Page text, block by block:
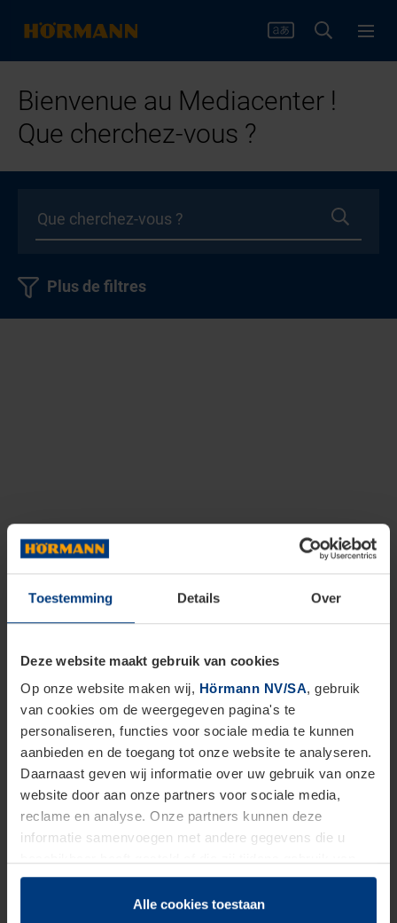
Toestemming Details Over
Deze website maakt gebruik van cookies
Op onze website maken wij, Hörmann NV/SA, gebruik
van cookies om de weergegeven pagina's te
personaliseren, functies voor sociale media te kunnen
aanbieden en de toegang tot onze website te analyseren.
Daarnaast geven wij informatie over uw gebruik van onze
website door aan onze partners voor sociale media,
reclame en analyse. Onze partners kunnen deze
informatie samenvoegen met andere gegevens die u
hun diensten hebben verzameld.
Juridisch hebben wij het recht om cookies op uw
Alle cookies toestaan
Bienvenue au Mediacenter !
Que cherchez-vous ?
Plus de filtres